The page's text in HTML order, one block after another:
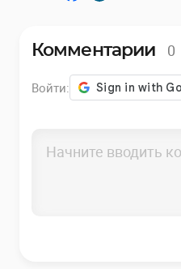
Комментарии 0
Войти: